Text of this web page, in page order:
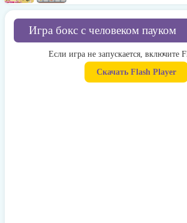
Игра бокс с человеком пауком
Если игра не запускается, включите
Скачать Flash Player